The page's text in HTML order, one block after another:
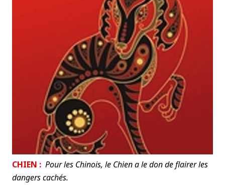
CHIEN : Pour les Chinois, le Chien a le don de flairer les
dangers cachés.